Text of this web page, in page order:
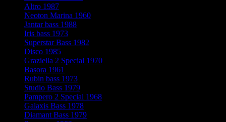
Altro 1987
Neoton Marina 1960
Jantar bass 1988
Iris bass 1973
Superstar Bass 1982
Disco 1985
Graziella 2 Special 1970
Basora 1961
Rubin bass 1973
Studio Bass 1979
Pampero 2 Special 1968
Galaxis Bass 1978
Diamant Bass 1979